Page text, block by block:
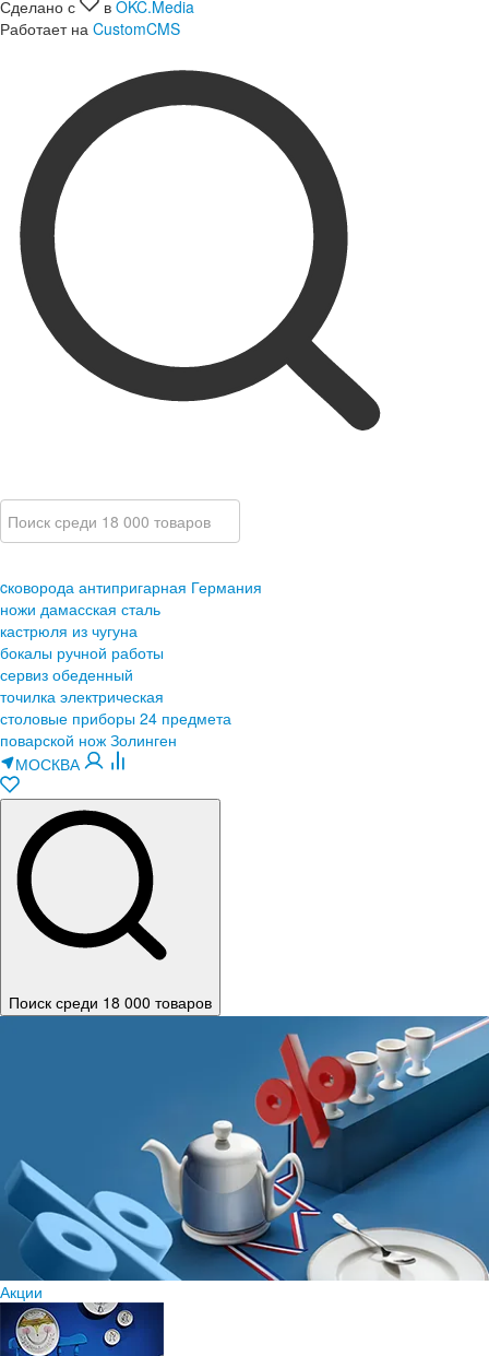
Сделано с
в OKC.Media
Работает на CustomCMS
cковорода антипригарная Германия
ножи дамасская сталь
кастрюля из чугуна
бокалы ручной работы
сервиз обеденный
точилка электрическая
столовые приборы 24 предмета
поварской нож Золинген
МОСКВА
Поиск среди 18 000 товаров
Акции